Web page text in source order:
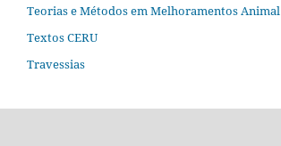
Teorias e Métodos em Melhoramentos Animal
Textos CERU
Travessias